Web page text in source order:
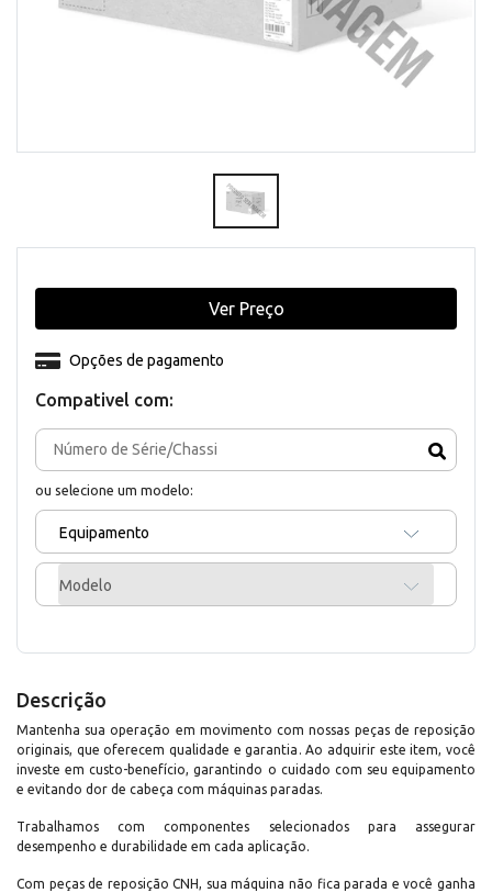
Compativel com:
ou selecione um modelo:
Equipamento
Modelo
Opções de pagamento
Ver Preço
Descrição
Mantenha sua operação em movimento com nossas peças de reposição
originais, que oferecem qualidade e garantia. Ao adquirir este item, você
investe em custo-benefício, garantindo o cuidado com seu equipamento
e evitando dor de cabeça com máquinas paradas.
Trabalhamos com componentes selecionados para assegurar
desempenho e durabilidade em cada aplicação.
Com peças de reposição CNH, sua máquina não fica parada e você ganha